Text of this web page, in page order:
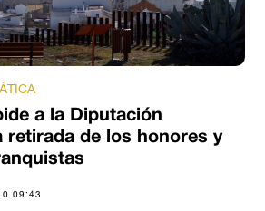
a la Diputación
retirada de los honores y
09:43